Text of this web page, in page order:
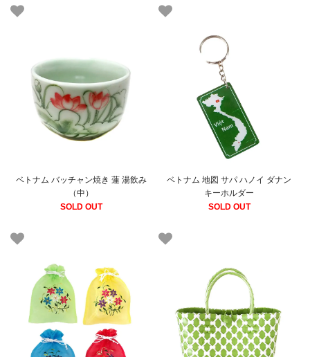
ベトナム バッチャン焼き 蓮 湯飲み
（中）
SOLD OUT
ベトナム 地図 サパ ハノイ ダナン
キーホルダー
SOLD OUT